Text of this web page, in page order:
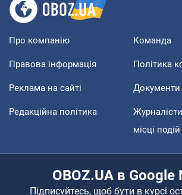
Про компанію Команда
Правова інформація Політика
Реклама на сайті Документи
Редакційна політика
місці подій
OBOZ.UA в Google
Підписуйтесь, щоб бути в курсі